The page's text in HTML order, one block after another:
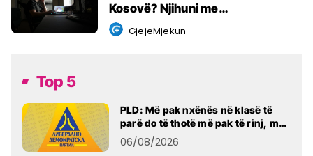
Kosovë? Njihuni me
GjejeMjekun.com
GjejeMjekun
Top 5
PLD: Më pak nxënës në klasë të
parë do të thotë më pak të rinj, më
pak fuqi punëtore dhe një të
ardhme më të dobët për
06/08/2026